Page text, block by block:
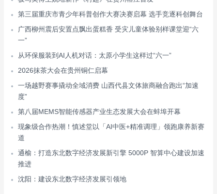
第三届重庆市青少年科普创作大赛决赛启幕 选手竞逐科创舞台
广西柳州震后安置点飘出蛋糕香 受灾儿童体验别样课堂迎“六
一”
从环保服装到AI人机对话：太原小学生这样过“六一”
2026抹茶大会在贵州铜仁启幕
一场越野赛事撬动全域消费 山西代县文体旅商融合跑出“加速
度”
第八届MEMS智能传感器产业生态发展大会在蚌埠开幕
现象级合作热潮！慎述堂以「AI中医+精准调理」领跑康养新赛
道
通榆：打造东北数字经济发展新引擎 5000P 智算中心建设加速
推进
沈阳：建设东北数字经济发展引领地